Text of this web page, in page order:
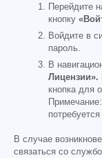
Перейдите
кнопку
Войдите в
пароль.
В
Лицензии».
кнопка для
В случае
связаться со